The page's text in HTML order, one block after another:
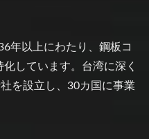
年以上にわたり、鋼板コ
しています。台湾に深く
を設立し、30カ国に事業